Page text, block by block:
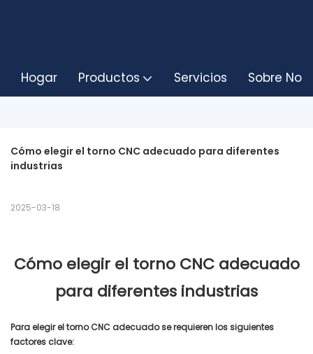
Hogar Productos Servicios Sobre
Cómo elegir el torno CNC adecuado para diferentes
industrias
2025-03-18
Cómo elegir el torno CNC adecuado
para diferentes industrias
‌Para elegir el torno CNC adecuado se requieren los siguientes
factores clave: